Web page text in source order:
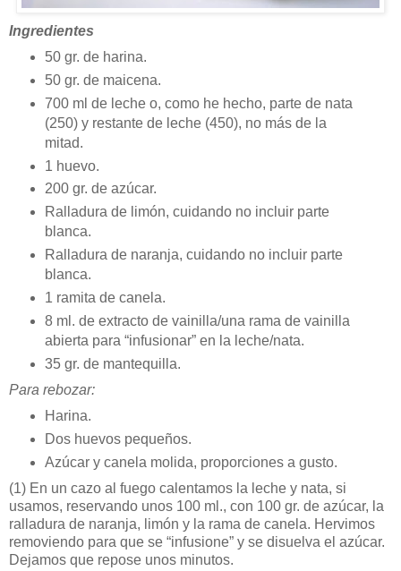
Ingredientes
50 gr. de harina.
50 gr. de maicena.
700 ml de leche o, como he hecho, parte de nata
(250) y restante de leche (450), no más de la
mitad.
1 huevo.
200 gr. de azúcar.
Ralladura de limón, cuidando no incluir parte
blanca.
Ralladura de naranja, cuidando no incluir parte
blanca.
1 ramita de canela.
8 ml. de extracto de vainilla/una rama de vainilla
abierta para “infusionar” en la leche/nata.
35 gr. de mantequilla.
Para rebozar:
Harina.
Dos huevos pequeños.
Azúcar y canela molida, proporciones a gusto.
(1) En un cazo al fuego calentamos la leche y nata, si
usamos, reservando unos 100 ml., con 100 gr. de azúcar, la
ralladura de naranja, limón y la rama de canela. Hervimos
removiendo para que se “infusione” y se disuelva el azúcar.
Dejamos que repose unos minutos.